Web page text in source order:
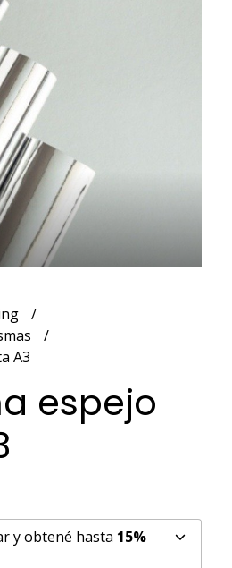
A3
espejo
y obtené hasta 15%